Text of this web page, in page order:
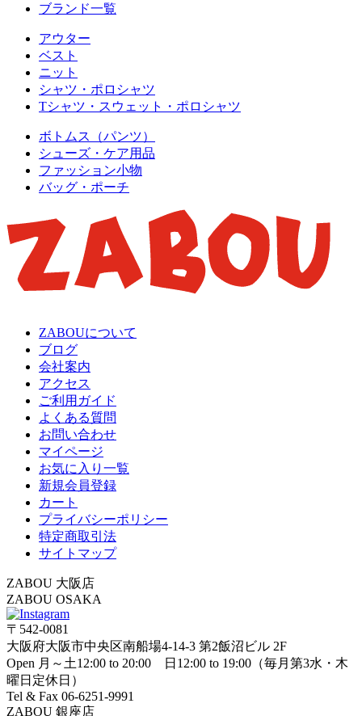
ブランド一覧
アウター
ベスト
ニット
シャツ・ポロシャツ
Tシャツ・スウェット・ポロシャツ
ボトムス（パンツ）
シューズ・ケア用品
ファッション小物
バッグ・ポーチ
ZABOUについて
ブログ
会社案内
アクセス
ご利用ガイド
よくある質問
お問い合わせ
マイページ
お気に入り一覧
新規会員登録
カート
プライバシーポリシー
特定商取引法
サイトマップ
ZABOU 大阪店
ZABOU OSAKA
〒542-0081
大阪府大阪市中央区南船場4-14-3 第2飯沼ビル 2F
Open 月～土12:00 to 20:00 日12:00 to 19:00（毎月第3水・木
曜日定休日）
Tel & Fax 06-6251-9991
ZABOU 銀座店